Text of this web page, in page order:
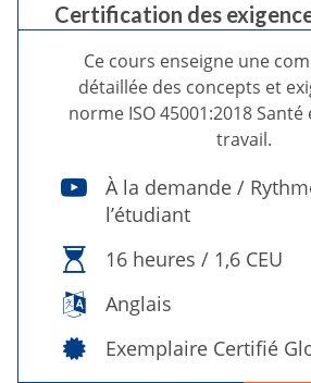
Certification des
Ce cours enseigne une
détaillée des concepts et
norme ISO 45001:2018
travail.
À la demande /
l’étudiant
16 heures / 1,6 CEU
Anglais
Exemplaire Certifié